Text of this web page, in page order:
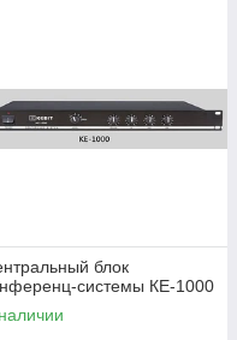
блок
системы КЕ-1000